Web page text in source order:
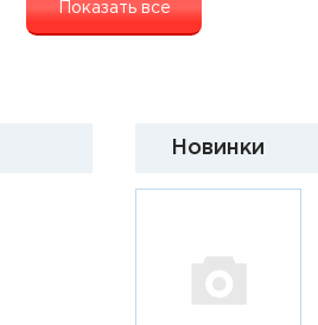
Показать все
Новинки